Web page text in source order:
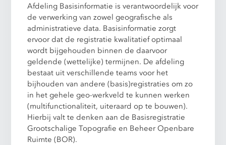
Afdeling Basisinformatie is verantwoordelijk voor
de verwerking van zowel geografische als
administratieve data. Basisinformatie zorgt
ervoor dat de registratie kwalitatief optimaal
wordt bijgehouden binnen de daarvoor
geldende (wettelijke) termijnen. De afdeling
bestaat uit verschillende teams voor het
bijhouden van andere (basis)registraties om zo
in het gehele geo-werkveld te kunnen werken
(multifunctionaliteit, uiteraard op te bouwen).
Hierbij valt te denken aan de Basisregistratie
Grootschalige Topografie en Beheer Openbare
Ruimte (BOR).